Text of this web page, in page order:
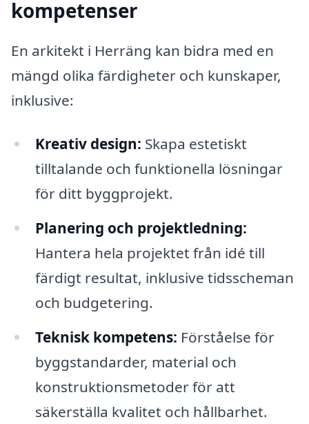
kompetenser
En arkitekt i Herräng kan bidra med en
mängd olika färdigheter och kunskaper,
inklusive:
Kreativ design: Skapa estetiskt
tilltalande och funktionella lösningar
för ditt byggprojekt.
Planering och projektledning:
Hantera hela projektet från idé till
färdigt resultat, inklusive tidsscheman
och budgetering.
Teknisk kompetens: Förståelse för
byggstandarder, material och
konstruktionsmetoder för att
säkerställa kvalitet och hållbarhet.